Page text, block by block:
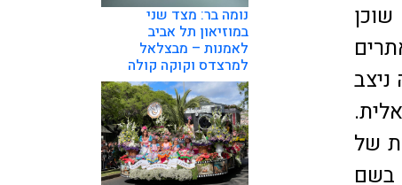
אמנות של
בשם
נומה בר: מצד שני
במוזיאון תל אביב
לאמנות – מבצלאל
למרצדס וקוקה קולה